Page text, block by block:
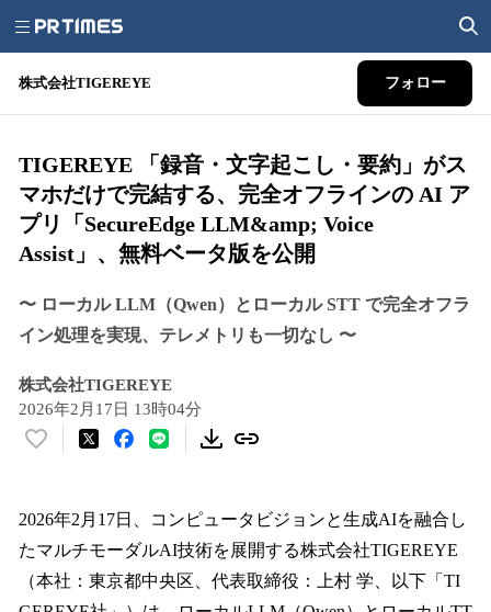
株式会社TIGEREYE フォロー
TIGEREYE 「録音・文字起こし・要約」がス
マホだけで完結する、完全オフラインの AI ア
プリ「SecureEdge LLM&amp; Voice
Assist」、無料ベータ版を公開
〜 ローカル LLM（Qwen）とローカル STT で完全オフラ
イン処理を実現、テレメトリも一切なし 〜
株式会社TIGEREYE
2026年2月17日 13時04分
い
！
数
読
2026年2月17日、コンピュータビジョンと生成AIを融合し
たマルチモーダルAI技術を展開する株式会社TIGEREYE
（本社：東京都中央区、代表取締役：上村 学、以下「TI